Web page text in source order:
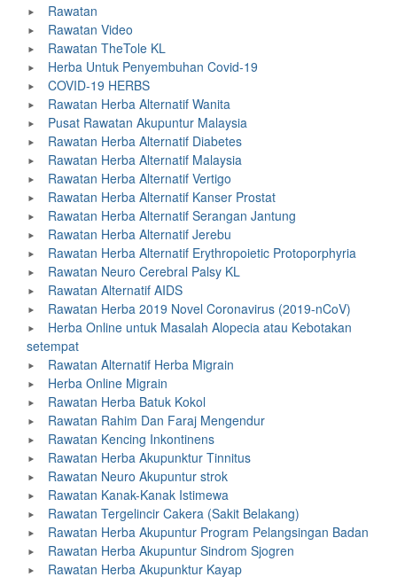
Rawatan
Rawatan Video
Rawatan TheTole KL
Herba Untuk Penyembuhan Covid-19
COVID-19 HERBS
Rawatan Herba Alternatif Wanita
Pusat Rawatan Akupuntur Malaysia
Rawatan Herba Alternatif Diabetes
Rawatan Herba Alternatif Malaysia
Rawatan Herba Alternatif Vertigo
Rawatan Herba Alternatif Kanser Prostat
Rawatan Herba Alternatif Serangan Jantung
Rawatan Herba Alternatif Jerebu
Rawatan Herba Alternatif Erythropoietic Protoporphyria
Rawatan Neuro Cerebral Palsy KL
Rawatan Alternatif AIDS
Rawatan Herba 2019 Novel Coronavirus (2019-nCoV)
Herba Online untuk Masalah Alopecia atau Kebotakan
setempat
Rawatan Alternatif Herba Migrain
Herba Online Migrain
Rawatan Herba Batuk Kokol
Rawatan Rahim Dan Faraj Mengendur
Rawatan Kencing Inkontinens
Rawatan Herba Akupunktur Tinnitus
Rawatan Neuro Akupuntur strok
Rawatan Kanak-Kanak Istimewa
Rawatan Tergelincir Cakera (Sakit Belakang)
Rawatan Herba Akupuntur Program Pelangsingan Badan
Rawatan Herba Akupuntur Sindrom Sjogren
Rawatan Herba Akupunktur Kayap